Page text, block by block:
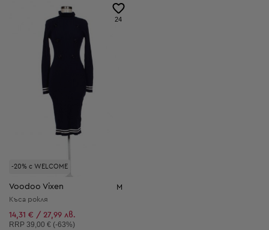
-20% с WELCOME
24
Voodoo Vixen M
Къса рокля
14,31 € / 27,99 лв.
Препоръчителна цена:
RRP 39,00 € (-63%)